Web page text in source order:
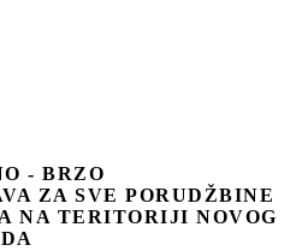
- BRZO
ZA SVE PORUDŽBINE
NA TERITORIJI NOVOG